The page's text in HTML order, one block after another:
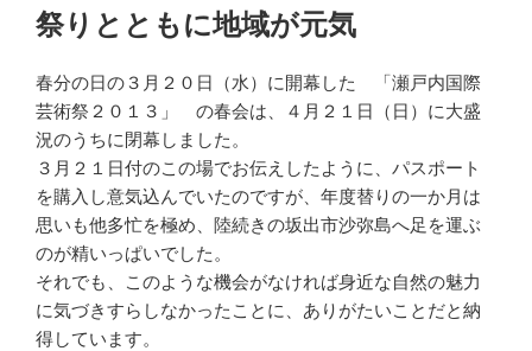
稿
日:
祭りとともに地域が元気
春分の日の３月２０日（水）に開幕した 「瀬戸内国際
芸術祭２０１３」 の春会は、４月２１日（日）に大盛
況のうちに閉幕しました。
３月２１日付のこの場でお伝えしたように、パスポート
を購入し意気込んでいたのですが、年度替りの一か月は
思いも他多忙を極め、陸続きの坂出市沙弥島へ足を運ぶ
のが精いっぱいでした。
それでも、このような機会がなければ身近な自然の魅力
に気づきすらしなかったことに、ありがたいことだと納
得しています。